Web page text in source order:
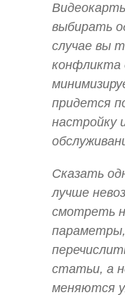
выбирать
случае вы
конфликта
придется
настройку
Сказать
лучше
смотреть
статьи, а
меняются